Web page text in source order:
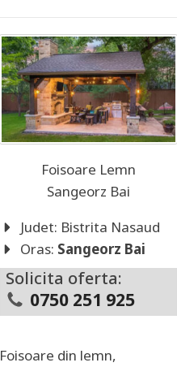
Foisoare Lemn
Sangeorz Bai
Judet: Bistrita Nasaud
Oras: Sangeorz Bai
Solicita oferta:
0750 251 925
Foisoare din lemn,